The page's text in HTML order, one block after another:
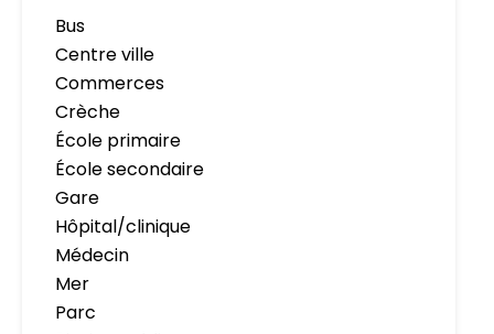
Bus
Centre ville
Commerces
Crèche
École primaire
École secondaire
Gare
Hôpital/clinique
Médecin
Mer
Parc